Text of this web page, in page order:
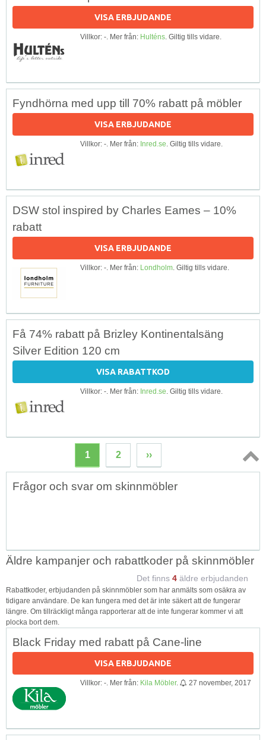
VISA ERBJUDANDE
Villkor: -. Mer från: Hulténs. Giltig tills vidare.
Fyndhörna med upp till 70% rabatt på möbler
VISA ERBJUDANDE
Villkor: -. Mer från: Inred.se. Giltig tills vidare.
DSW stol inspired by Charles Eames – 10%
rabatt
VISA ERBJUDANDE
Villkor: -. Mer från: Londholm. Giltig tills vidare.
Få 74% rabatt på Brizley Kontinentalsäng
Silver Edition 120 cm
VISA RABATTKOD
Villkor: -. Mer från: Inred.se. Giltig tills vidare.
1 2 ››
Topp
Frågor och svar om skinnmöbler
Äldre kampanjer och rabattkoder på skinnmöbler
Det finns 4 äldre erbjudanden
Rabattkoder, erbjudanden på skinnmöbler som har anmälts som osäkra av
tidigare användare. De kan fungera med det är inte säkert att de fungerar
längre. Om tillräckligt många rapporterar att de inte fungerar kommer vi att
plocka bort dem.
Black Friday med rabatt på Cane-line
VISA ERBJUDANDE
Villkor: -. Mer från: Kila Möbler. 27 november, 2017